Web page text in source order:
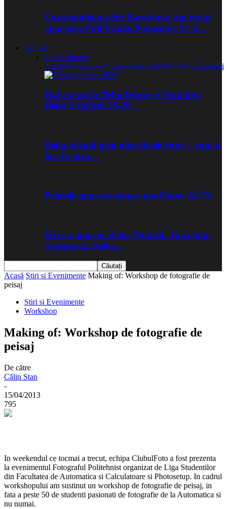
Corespondenta din Barcelona: am testat
aparatele Full Frame Panasonic S1 si…
Noutati
ToateConcurs
FotoDiverseExpozitiiInterviuriLansariWorkshopZvonuri
Hai cu noi în Delta Dunării! Tură foto
Delta Explorer 25-28…
Delta văzută prin obiectivele Sony – cum a
fost în tura…
Primele impresii despre noul Sony A7 IV
Hai cu mine în Delta Dunării! Tură foto:
Toamna în Delta…
Acasă Stiri si Evenimente Making of: Workshop de fotografie de
peisaj
Stiri si Evenimente
Workshop
Making of: Workshop de fotografie de
peisaj
De către
Călin Stan
-
15/04/2013
795
In weekendul ce tocmai a trecut, echipa ClubulFoto a fost prezenta
la evenimentul Fotograful Politehnist organizat de Liga Studentilor
din Facultatea de Automatica si Calculatoare si Photosetup. In cadrul
workshopului am sustinut un workshop de fotografie de peisaj, in
fata a peste 50 de studenti pasionati de fotografie de la Automatica si
nu numai.